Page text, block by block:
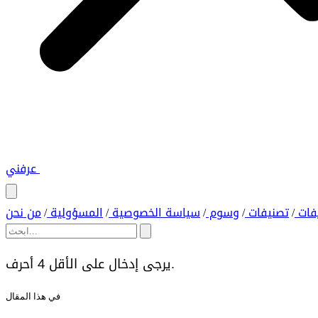
عرفني
/ تصنيفات/ وسوم/ سياسة الخصوصية/ المسؤولية/ من نحن
يرجى إدخال على الأقل 4 أحرف.
في هذا المقال